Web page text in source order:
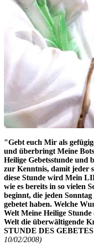
"Gebt euch Mir als
und überbringt Meine
Heilige Gebetsstunde und
zur Kenntnis, damit jeder
diese Stunde wird Mein
wie es bereits in so vielen
beginnt, die jeden
gebetet haben. Welche
WeltMeine Heilige Stunde
Welt die überwältigende
STUNDE DES GEBETES
10/02/2008)